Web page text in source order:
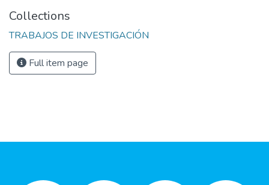
Collections
TRABAJOS DE INVESTIGACIÓN
Full item page